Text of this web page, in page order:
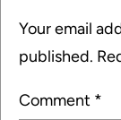
Your email
published.
Comment *